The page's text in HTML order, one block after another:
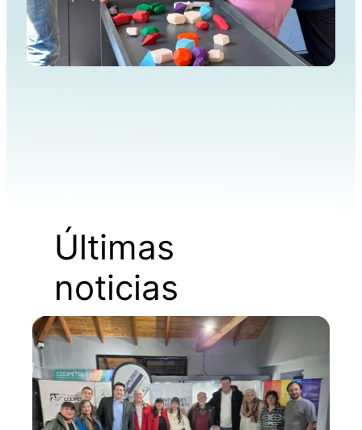
Últimas
noticias